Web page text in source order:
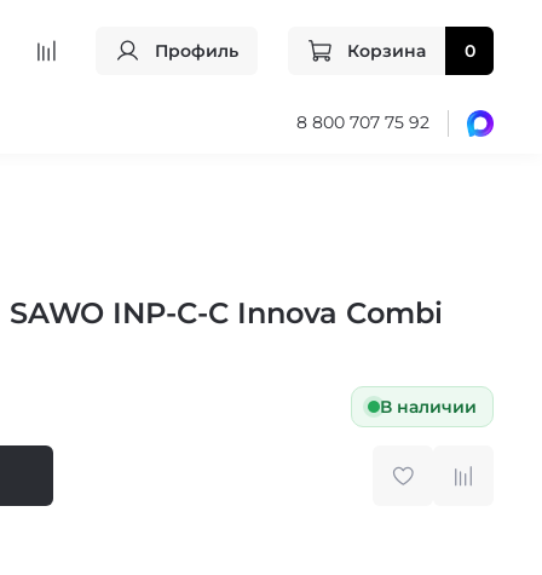
Профиль Корзина 0
8 800 707 75 92
INP-C-C Innova Combi
В наличии